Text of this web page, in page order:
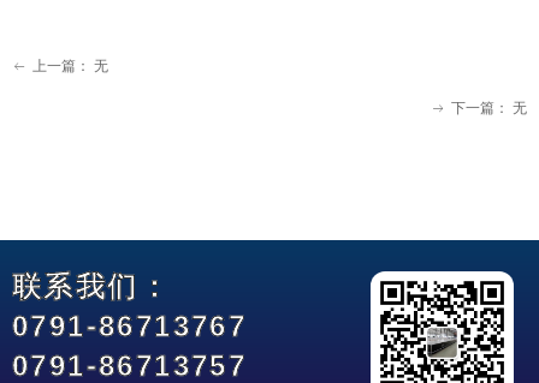
ꂃ 上一篇： 无
ꁹ 下一篇： 无
联系我们：
0791-86713767
0791-86713757